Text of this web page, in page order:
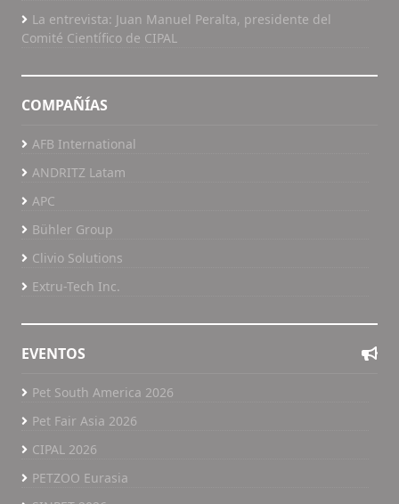
La entrevista: Juan Manuel Peralta, presidente del
Comité Científico de CIPAL
COMPAÑÍAS
AFB International
ANDRITZ Latam
APC
Bühler Group
Clivio Solutions
Extru-Tech Inc.
EVENTOS
Pet South America 2026
Pet Fair Asia 2026
CIPAL 2026
PETZOO Eurasia